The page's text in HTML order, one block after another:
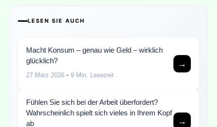
LESEN SIE AUCH
Macht Konsum – genau wie Geld – wirklich
glücklich?
27 März 2026 • 9 Min. Lesezeit
→
Fühlen Sie sich bei der Arbeit überfordert?
Wahrscheinlich spielt sich vieles in Ihrem Kopf
ab
→